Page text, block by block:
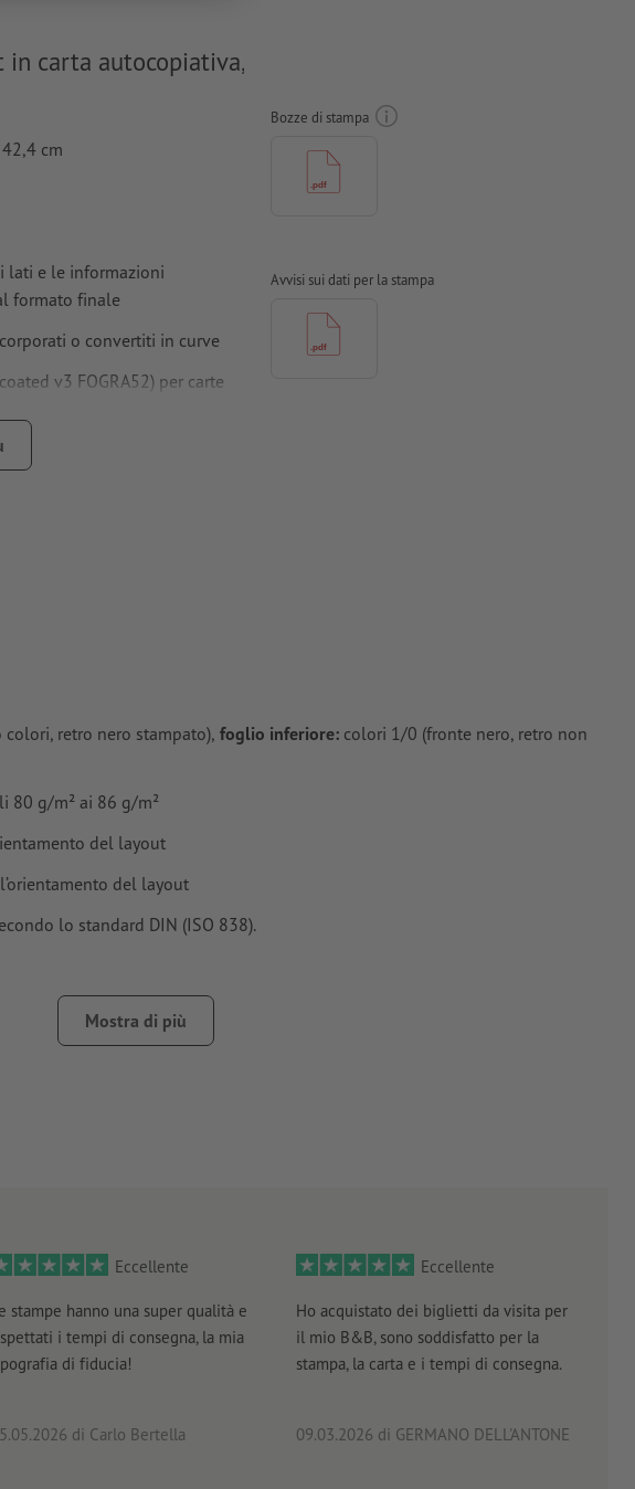
carta autocopiativa,
cm
lati e le informazioni
formato finale
o convertiti in curve
v3 FOGRA52) per carte
Bozze di stampa
Avvisi sui dati per la stampa
retro nero stampato), foglio inferiore: colori 1/0 (fronte nero, retro non
80 g/m² ai 86 g/m²
del layout
del layout
lo standard DIN (ISO 838).
24 x 6 mm
consultazione che illustri le posizioni della numerazione e indichi con quale
Mostra di più
Eccellente
stampe hanno una super qualità e
i tempi di consegna, la mia
di fiducia!
di Carlo Bertella
Eccellente
Ho acquistato dei biglietti da visita per
il mio B&B, sono soddisfatto per la
stampa, la carta e i tempi di consegna.
09.03.2026 di GERMANO DELL'ANTONE